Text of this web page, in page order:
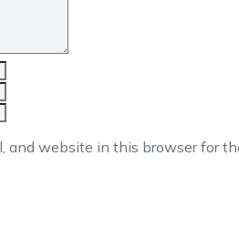
and website in this browser for